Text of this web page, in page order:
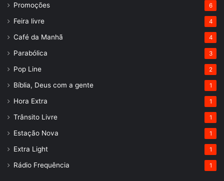
Promoções 6
Feira livre 4
Café da Manhã 4
Parabólica 3
Pop Line 2
Bíblia, Deus com a gente 1
Hora Extra 1
Trânsito Livre 1
Estação Nova 1
Extra Light 1
Rádio Frequência 1